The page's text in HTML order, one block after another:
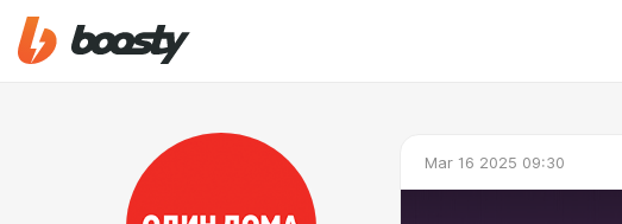
Mar 16 2025 09:30